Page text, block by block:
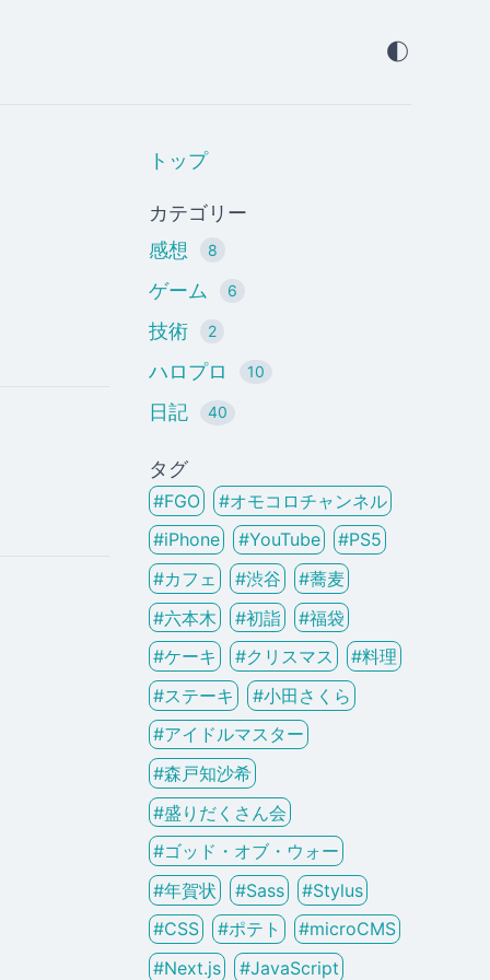
トップ
カテゴリー
感想
8
ゲーム 6
技術 2
ハロプロ 10
日記 40
タグ
#FGO #オモコロチャンネル
#iPhone #YouTube #PS5
#カフェ #渋谷 #蕎麦
#六本木 #初詣 #福袋
#ケーキ #クリスマス #料理
#ステーキ #小田さくら
#アイドルマスター
#森戸知沙希
#盛りだくさん会
#ゴッド・オブ・ウォー
#年賀状 #Sass #Stylus
#CSS #ポテト #microCMS
#Next.js #JavaScript